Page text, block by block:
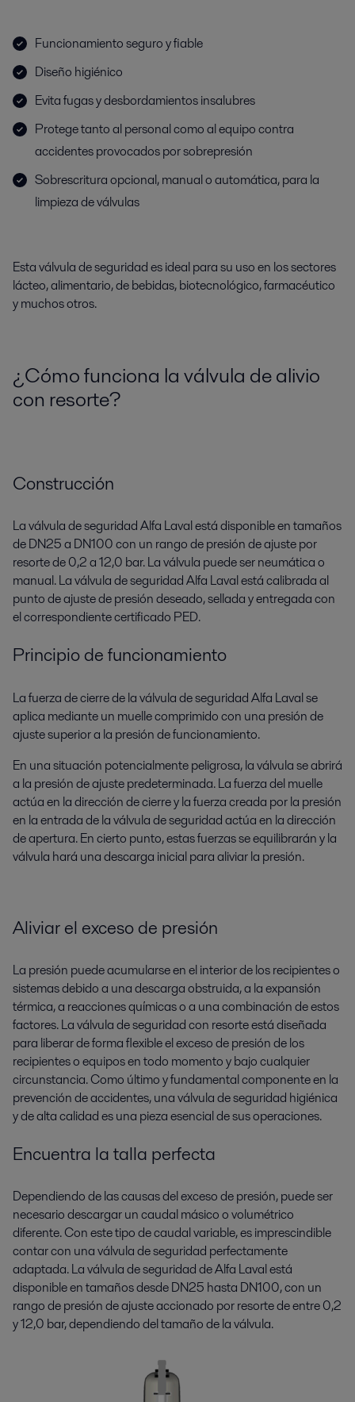
Funcionamiento seguro y fiable
Diseño higiénico
Evita fugas y desbordamientos insalubres
Protege tanto al personal como al equipo contra
accidentes provocados por sobrepresión
Sobrescritura opcional, manual o automática, para la
limpieza de válvulas
Esta válvula de seguridad es ideal para su uso en los sectores
lácteo, alimentario, de bebidas, biotecnológico, farmacéutico
y muchos otros.
¿Cómo funciona la válvula de alivio
con resorte?
Construcción
La válvula de seguridad Alfa Laval está disponible en tamaños
de DN25 a DN100 con un rango de presión de ajuste por
resorte de 0,2 a 12,0 bar. La válvula puede ser neumática o
manual. La válvula de seguridad Alfa Laval está calibrada al
punto de ajuste de presión deseado, sellada y entregada con
el correspondiente certificado PED.
Principio de funcionamiento
La fuerza de cierre de la válvula de seguridad Alfa Laval se
aplica mediante un muelle comprimido con una presión de
ajuste superior a la presión de funcionamiento.
En una situación potencialmente peligrosa, la válvula se abrirá
a la presión de ajuste predeterminada. La fuerza del muelle
actúa en la dirección de cierre y la fuerza creada por la presión
en la entrada de la válvula de seguridad actúa en la dirección
de apertura. En cierto punto, estas fuerzas se equilibrarán y la
válvula hará una descarga inicial para aliviar la presión.
Aliviar el exceso de presión
La presión puede acumularse en el interior de los recipientes o
sistemas debido a una descarga obstruida, a la expansión
térmica, a reacciones químicas o a una combinación de estos
factores. La válvula de seguridad con resorte está diseñada
para liberar de forma flexible el exceso de presión de los
recipientes o equipos en todo momento y bajo cualquier
circunstancia. Como último y fundamental componente en la
prevención de accidentes, una válvula de seguridad higiénica
y de alta calidad es una pieza esencial de sus operaciones.
Encuentra la talla perfecta
Dependiendo de las causas del exceso de presión, puede ser
necesario descargar un caudal másico o volumétrico
diferente. Con este tipo de caudal variable, es imprescindible
contar con una válvula de seguridad perfectamente
adaptada. La válvula de seguridad de Alfa Laval está
disponible en tamaños desde DN25 hasta DN100, con un
rango de presión de ajuste accionado por resorte de entre 0,2
y 12,0 bar, dependiendo del tamaño de la válvula.